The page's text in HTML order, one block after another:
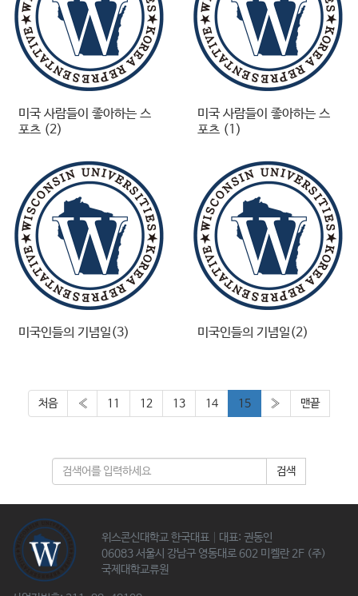
미국 사람들이 좋아하는 스
포츠 (2)
미국 사람들이 좋아하는 스
포츠 (1)
미국인들의 기념일(3) 미국인들의 기념일(2)
처음 « 11 12 13 14 15 » 맨끝
검색
위스콘신대학교 한국대표│대표: 권동인
06083 서울시 강남구 영동대로 602 미켈란 2F (주)
국제대학교류원